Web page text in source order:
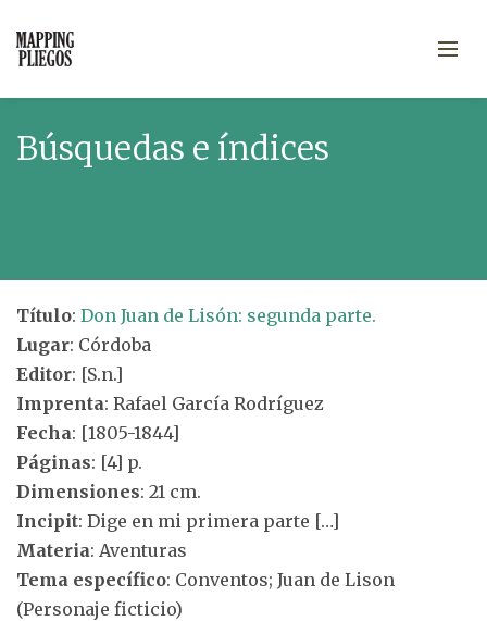
Búsquedas e índices
Título: Don Juan de Lisón: segunda parte.
Lugar: Córdoba
Editor: [S.n.]
Imprenta: Rafael García Rodríguez
Fecha: [1805-1844]
Páginas: [4] p.
Dimensiones: 21 cm.
Incipit: Dige en mi primera parte […]
Materia: Aventuras
Tema específico: Conventos; Juan de Lison
(Personaje ficticio)